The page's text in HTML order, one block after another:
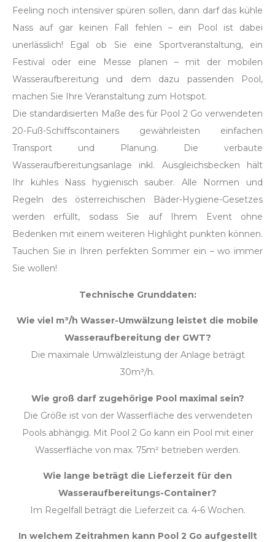
Feeling noch intensiver spüren sollen, dann darf das kühle
Nass auf gar keinen Fall fehlen – ein Pool ist dabei
unerlässlich! Egal ob Sie eine Sportveranstaltung, ein
Festival oder eine Messe planen – mit der mobilen
Wasseraufbereitung und dem dazu passenden Pool,
machen Sie Ihre Veranstaltung zum Hotspot.
Die standardisierten Maße des für Pool 2 Go verwendeten
20-Fuß-Schiffscontainers gewährleisten einfachen
Transport und Planung. Die verbaute
Wasseraufbereitungsanlage inkl. Ausgleichsbecken hält
Ihr kühles Nass hygienisch sauber. Alle Normen und
Regeln des österreichischen Bäder-Hygiene-Gesetzes
werden erfüllt, sodass Sie auf Ihrem Event ohne
Bedenken mit einem weiteren Highlight punkten können.
Tauchen Sie in Ihren perfekten Sommer ein – wo immer
Sie wollen!
Technische Grunddaten:
Wie viel m³/h Wasser-Umwälzung leistet die mobile
Wasseraufbereitung der GWT?
Die maximale Umwälzleistung der Anlage beträgt
30m³/h.
Wie groß darf zugehörige Pool maximal sein?
Die Größe ist von der Wasserfläche des verwendeten
Pools abhängig. Mit Pool 2 Go kann ein Pool mit einer
Wasserfläche von max. 75m² betrieben werden.
Wie lange beträgt die Lieferzeit für den
Wasseraufbereitungs-Container?
Im Regelfall beträgt die Lieferzeit ca. 4-6 Wochen.
In welchem Zeitrahmen kann Pool 2 Go aufgestellt